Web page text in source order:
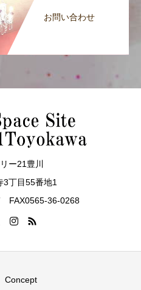
お問い合わせ
ー21豊川
3丁目55番地1
FAX0565-36-0268
Concept